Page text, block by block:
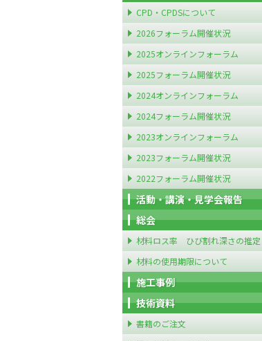
CPD・CPDSについて
2026フォーラム開催状況
2025オンラインフォーラム
2025フォーラム開催状況
2024オンラインフォーラム
2024フォーラム開催状況
2023オンラインフォーラム
2023フォーラム開催状況
2022フォーラム開催状況
活動・講演・見学会報告
総会
材料ロス率 ひび割れ深さの推定
材料の使用期限について
施工事例
技術資料
書籍のご注文